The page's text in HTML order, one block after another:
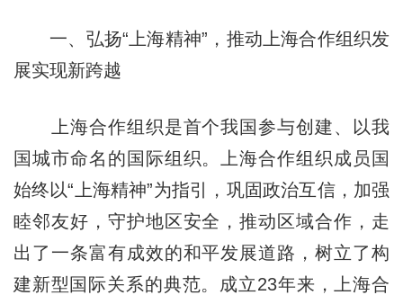
一、弘扬“上海精神”，推动上海合作组织发
展实现新跨越
上海合作组织是首个我国参与创建、以我
国城市命名的国际组织。上海合作组织成员国
始终以“上海精神”为指引，巩固政治互信，加强
睦邻友好，守护地区安全，推动区域合作，走
出了一条富有成效的和平发展道路，树立了构
建新型国际关系的典范。成立23年来，上海合